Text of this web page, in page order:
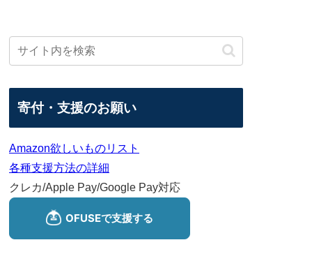
寄付・支援のお願い
Amazon欲しいものリスト
各種支援方法の詳細
クレカ/Apple Pay/Google Pay対応